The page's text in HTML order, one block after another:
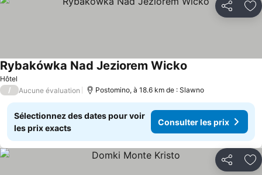
Partager
Hôtel
Rybakówka Nad Jeziorem Wicko
/ Aucune évaluation Postomino, à 18.6 km de : Slawno
Sélectionnez des dates pour voir
les prix exacts
Consulter les prix
Partager